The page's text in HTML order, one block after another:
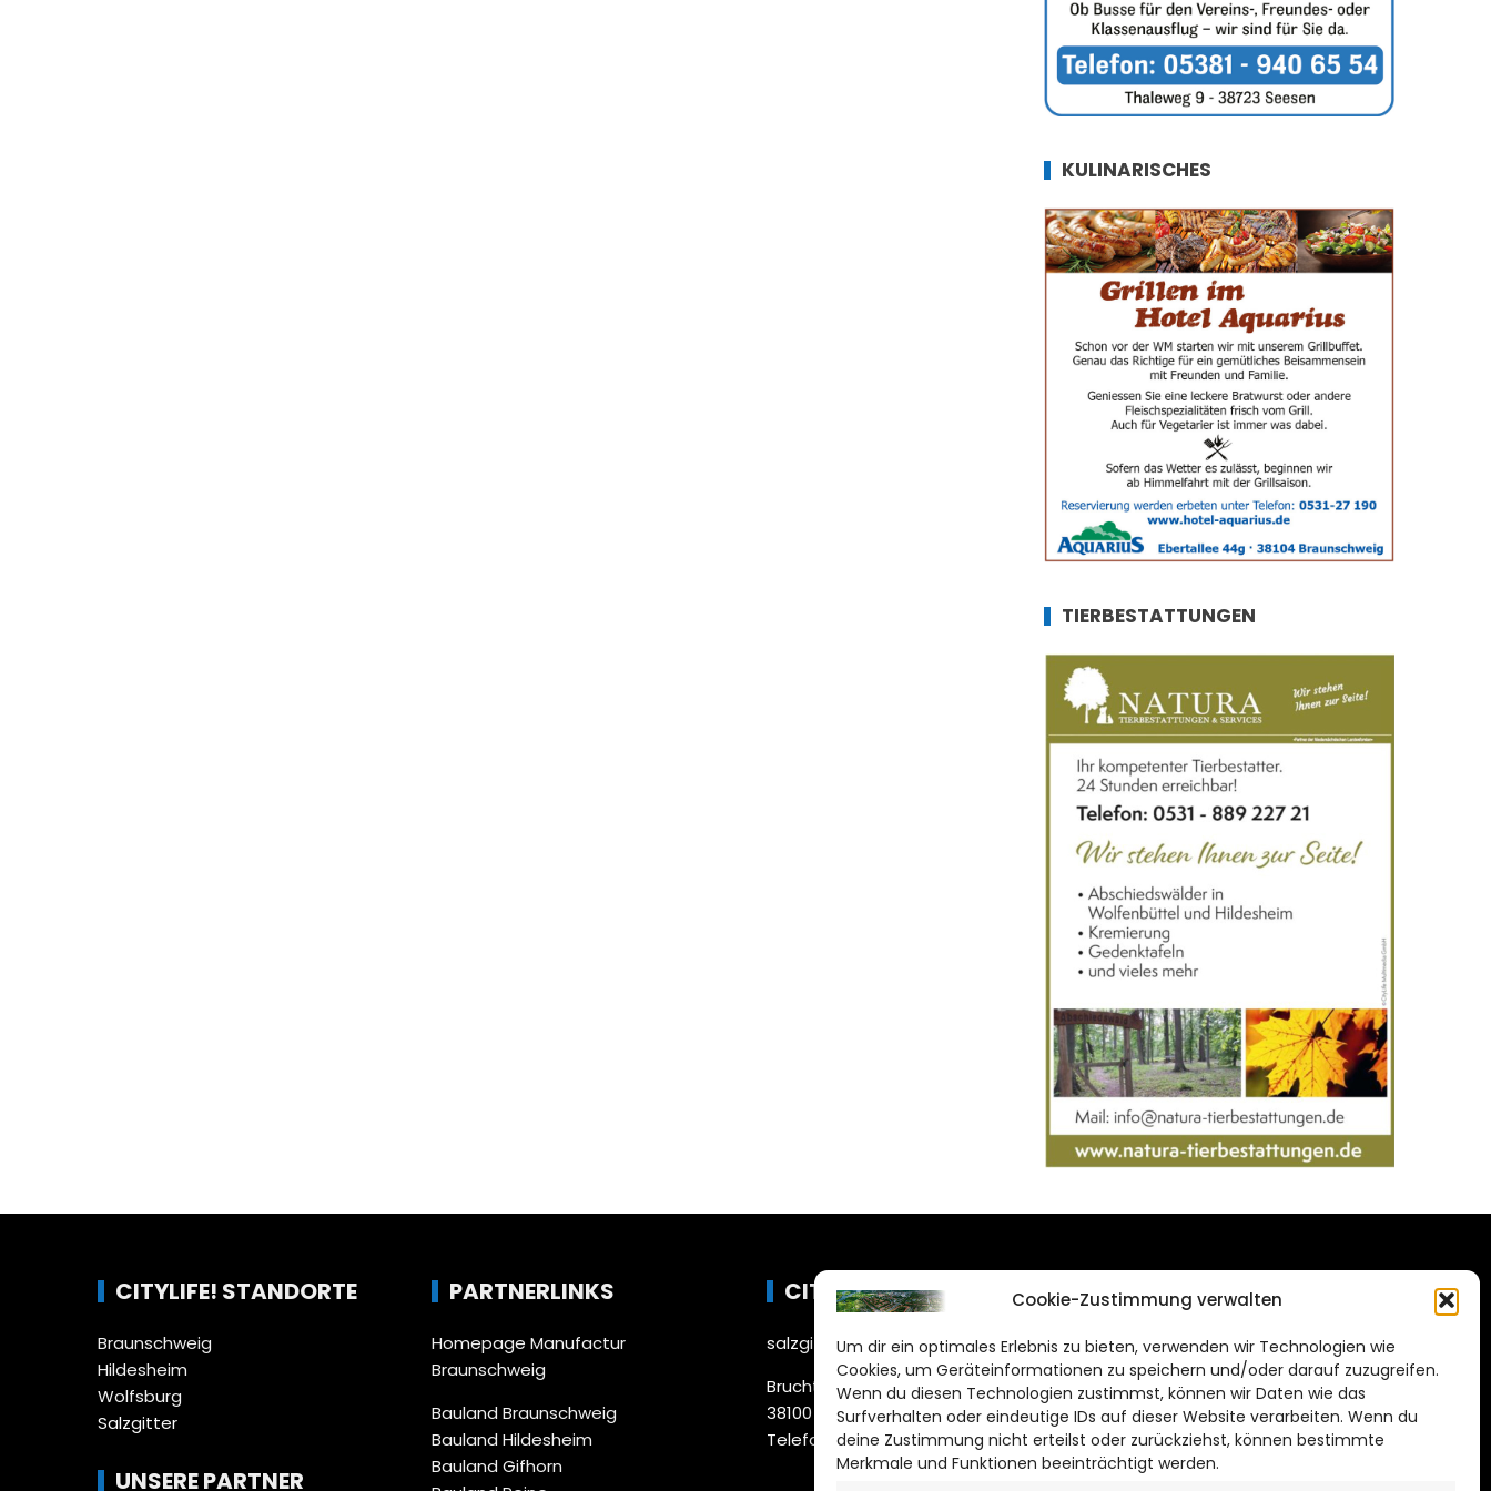
Cookie-Zustimmung verwalten
Um dir ein optimales Erlebnis zu bieten, verwenden wir Technologien wie
Cookies, um Geräteinformationen zu speichern und/oder darauf zuzugreifen.
Wenn du diesen Technologien zustimmst, können wir Daten wie das
Surfverhalten oder eindeutige IDs auf dieser Website verarbeiten. Wenn du
deine Zustimmung nicht erteilst oder zurückziehst, können bestimmte
Merkmale und Funktionen beeinträchtigt werden.
KULINARISCHES
TIERBESTATTUNGEN
CITYLIFE! STANDORTE
Braunschweig
Hildesheim
Wolfsburg
Salzgitter
UNSERE PARTNER
PARTNERLINKS
Homepage Manufactur
Braunschweig
Bauland Braunschweig
Bauland Hildesheim
Bauland Gifhorn
CITYLIFE!
salzgitter@citylifemedien.de
Bruchtorwall 12
38100 Braunschweig
Telefon: 0531 387220 – 65
DAS STADTMAGAZIN
FÜR SALZGITTER
Impressum
Datenschutzerklärung
Cookie Richtlinie
CITYLIFE! BEI FACEBOOK